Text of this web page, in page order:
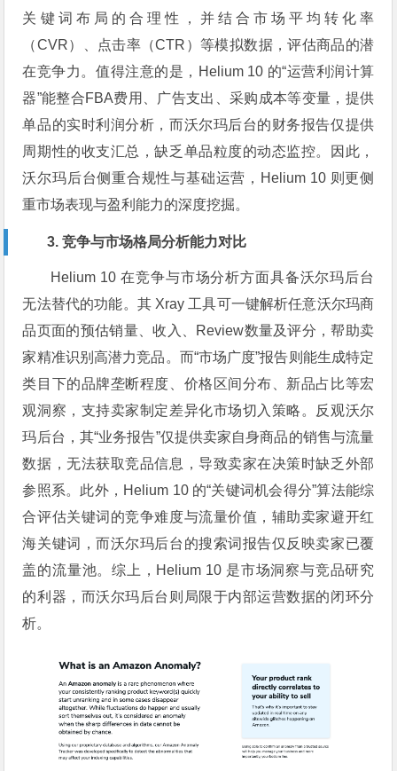
关键词布局的合理性，并结合市场平均转化率
（CVR）、点击率（CTR）等模拟数据，评估商品的潜
在竞争力。值得注意的是，Helium 10 的“运营利润计算
器”能整合FBA费用、广告支出、采购成本等变量，提供
单品的实时利润分析，而沃尔玛后台的财务报告仅提供
周期性的收支汇总，缺乏单品粒度的动态监控。因此，
沃尔玛后台侧重合规性与基础运营，Helium 10 则更侧
重市场表现与盈利能力的深度挖掘。
3. 竞争与市场格局分析能力对比
Helium 10 在竞争与市场分析方面具备沃尔玛后台
无法替代的功能。其 Xray 工具可一键解析任意沃尔玛商
品页面的预估销量、收入、Review数量及评分，帮助卖
家精准识别高潜力竞品。而“市场广度”报告则能生成特定
类目下的品牌垄断程度、价格区间分布、新品占比等宏
观洞察，支持卖家制定差异化市场切入策略。反观沃尔
玛后台，其“业务报告”仅提供卖家自身商品的销售与流量
数据，无法获取竞品信息，导致卖家在决策时缺乏外部
参照系。此外，Helium 10 的“关键词机会得分”算法能综
合评估关键词的竞争难度与流量价值，辅助卖家避开红
海关键词，而沃尔玛后台的搜索词报告仅反映卖家已覆
盖的流量池。综上，Helium 10 是市场洞察与竞品研究
的利器，而沃尔玛后台则局限于内部运营数据的闭环分
析。